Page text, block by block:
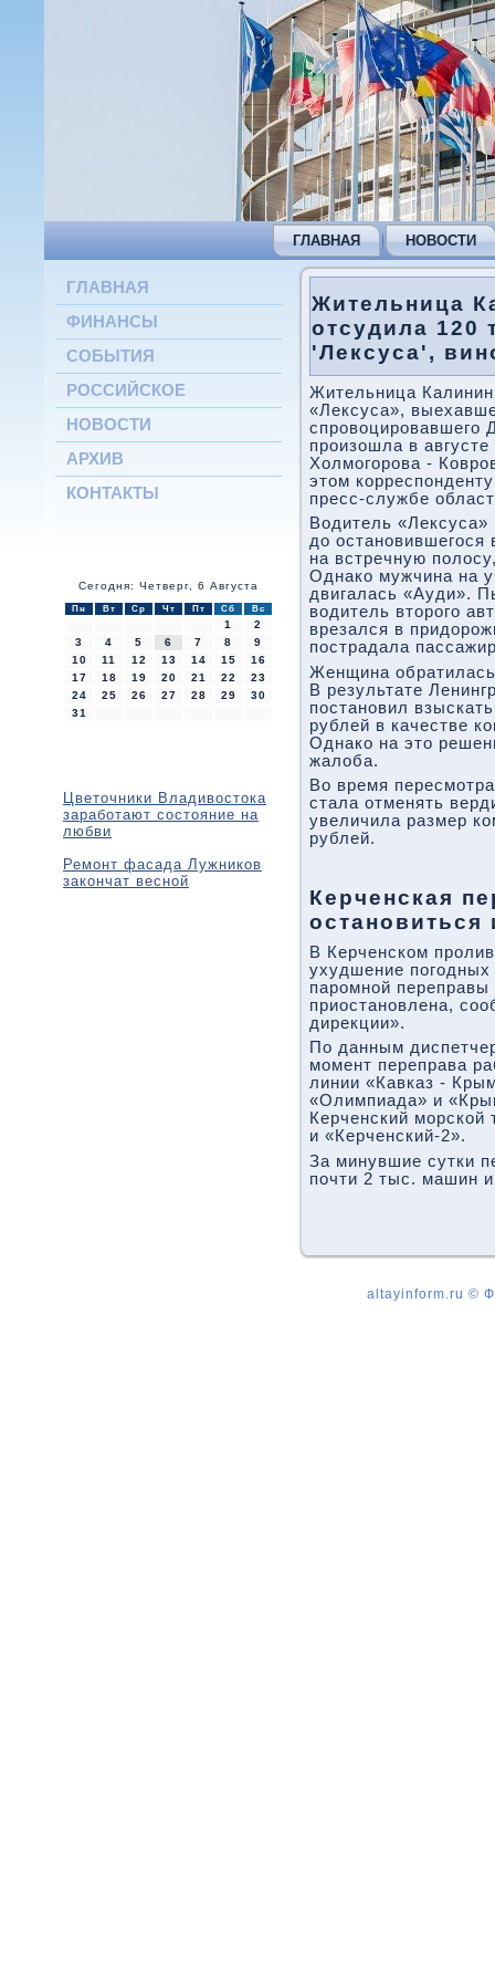
ГЛАВНАЯ НОВОСТИ
ГЛАВНАЯ
ФИНАНСЫ
СОБЫТИЯ
РОССИЙСКОЕ
НОВОСТИ
АРХИВ
КОНТАКТЫ
Сегодня: Четверг, 6 Августа
Пн Вт Ср Чт Пт Сб Вс
1
2
3
4 5 6 7 8
9
10
11 12 13 14 15
16
17
18 19 20 21 22
23
24
25 26 27 28 29
30
31
Цветочники Владивостока
заработают состояние на
любви
Ремонт фасада Лужников
закончат весной
Жительница
отсудила 120
'Лексуса',
Жительница
«Лексуса»,
спровоцировавшего
произошла в
Холмогорова -
этом
пресс-службе
Водитель
до
на встречную
Однако мужчина на
двигалась «Ауди».
водитель второго
врезался в
пострадала
Женщина
В результате
постановил
рублей в качестве
Однако на это
жалоба.
Во время
стала отменять
увеличила размер
рублей.
Керченская
остановиться
В Керченском
ухудшение
паромной
приостановлена,
дирекции».
По данным
момент переправа
линии «Кавказ -
«Олимпиада» и
Керченский
и «Керченский-2».
За минувшие сутки
почти 2 тыс. машин
altayinform.ru ©